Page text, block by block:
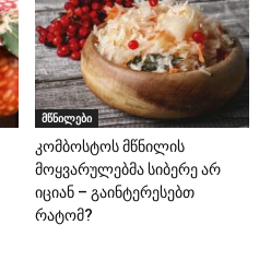
მწნილები
კომბოსტოს მწნილის
მოყვარულებმა სიბერე არ
იციან – გაინტერესებთ
რატომ?